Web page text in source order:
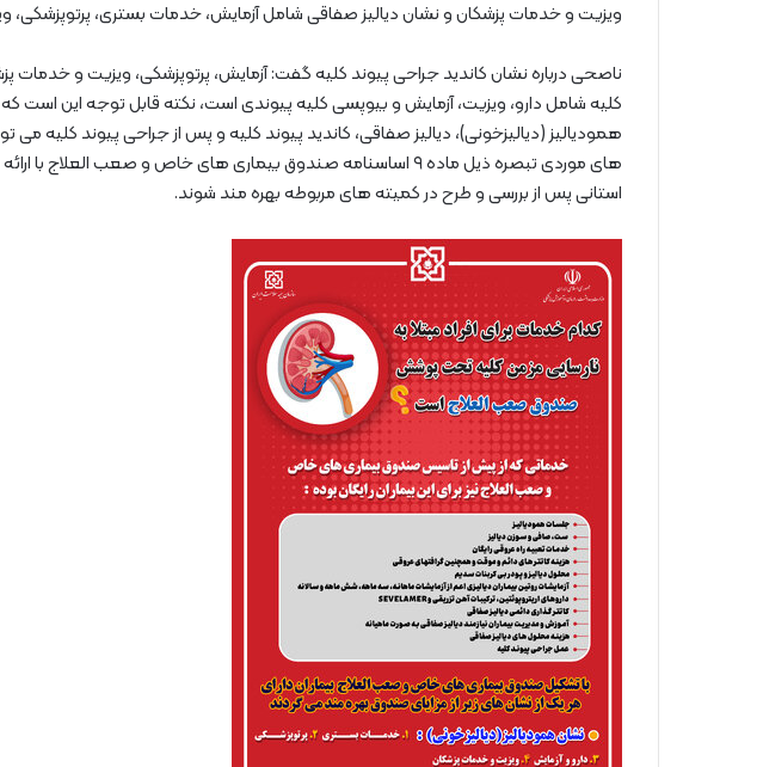
ویزیت و خدمات پزشکان و نشان دیالیز صفاقی شامل آزمایش، خدمات بستری،
ناصحی درباره نشان کاندید جراحی پیوند کلیه گفت: آزمایش، پرتوپزشکی، ویزیت و خدمات
کلیه شامل دارو، ویزیت، آزمایش و بیوپسی کلیه پیوندی است، نکته قابل توجه این است
همودیالیز (دیالیزخونی)، دیالیز صفاقی، کاندید پیوند کلیه و پس از جراحی پیوند کلیه می
های موردی تبصره ذیل ماده ۹ اساسنامه صندوق بیماری های خاص و صعب العلاج
استانی پس از بررسی و طرح در کمیته های مربوطه بهره مند شوند.